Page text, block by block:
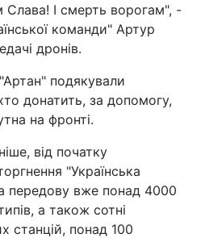
Слава! І смерть ворогам", -
команди" Артур
дронів.
подякували
донатить, за допомогу,
на фронті.
від початку
"Українська
передову вже понад 4000
а також сотні
станцій, понад 100